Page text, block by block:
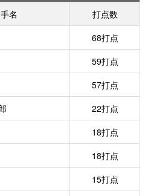
名
打点数
68打点
59打点
57打点
22打点
18打点
18打点
15打点